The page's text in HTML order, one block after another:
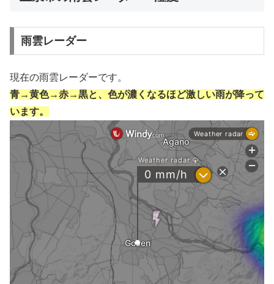
雨雲レーダー
現在の雨雲レーダーです。
青→黄色→赤→黒と、色が濃くなるほど激しい雨が降って
います。